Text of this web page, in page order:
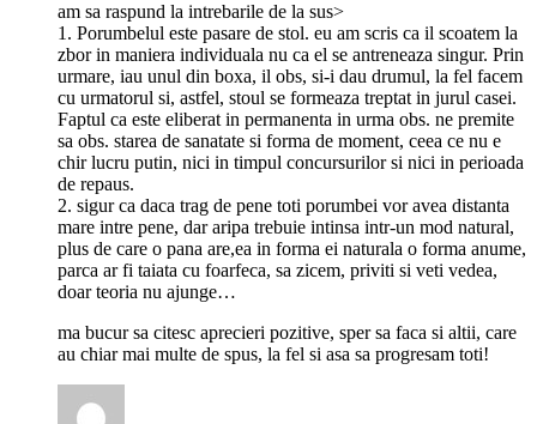
am sa raspund la intrebarile de la sus>
1. Porumbelul este pasare de stol. eu am scris ca il scoatem la
zbor in maniera individuala nu ca el se antreneaza singur. Prin
urmare, iau unul din boxa, il obs, si-i dau drumul, la fel facem
cu urmatorul si, astfel, stoul se formeaza treptat in jurul casei.
Faptul ca este eliberat in permanenta in urma obs. ne premite
sa obs. starea de sanatate si forma de moment, ceea ce nu e
chir lucru putin, nici in timpul concursurilor si nici in perioada
de repaus.
2. sigur ca daca trag de pene toti porumbei vor avea distanta
mare intre pene, dar aripa trebuie intinsa intr-un mod natural,
plus de care o pana are,ea in forma ei naturala o forma anume,
parca ar fi taiata cu foarfeca, sa zicem, priviti si veti vedea,
doar teoria nu ajunge…
ma bucur sa citesc aprecieri pozitive, sper sa faca si altii, care
au chiar mai multe de spus, la fel si asa sa progresam toti!